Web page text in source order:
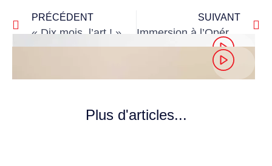
PRÉCÉDENT SUIVANT
Immersion à l’Opéra Graslin pour les classes de 4e
Plus d'articles...